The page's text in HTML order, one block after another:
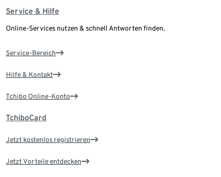
Service & Hilfe
Online-Services nutzen & schnell Antworten finden.
Service-Bereich
Hilfe & Kontakt
Tchibo Online-Konto
TchiboCard
Jetzt kostenlos registrieren
Jetzt Vorteile entdecken